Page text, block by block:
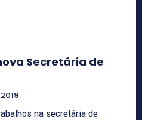
Secretária de
na secretária de